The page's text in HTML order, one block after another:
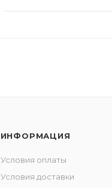
ИНФОРМАЦИЯ
Условия оплаты
Условия доставки